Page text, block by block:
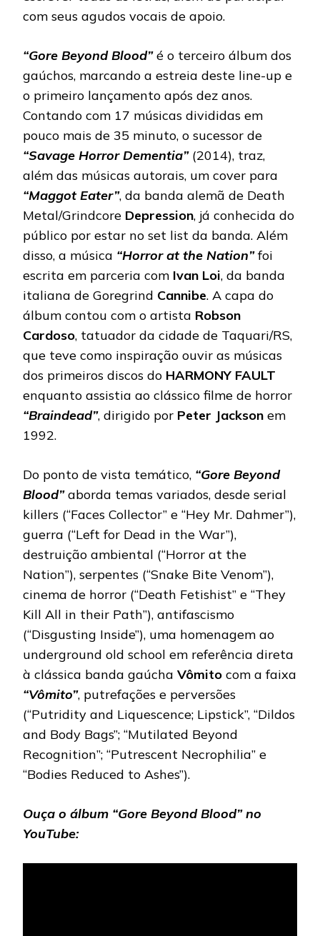
com seus agudos vocais de apoio.
“Gore Beyond Blood”é o terceiro álbum dos
gaúchos, marcando a estreia deste line-up e
o primeiro lançamento após dez anos.
Contando com 17 músicas divididas em
pouco mais de 35 minuto, o sucessor de
“Savage Horror Dementia” (2014), traz,
além das músicas autorais, um cover para
“Maggot Eater”, da banda alemã de Death
Metal/Grindcore Depression, já conhecida do
público por estar no set list da banda. Além
disso, a música “Horror at the Nation”foi
escrita em parceria com Ivan Loi, da banda
italiana de Goregrind Cannibe. A capa do
álbum contou com o artista Robson
Cardoso, tatuador da cidade de Taquari/RS,
que teve como inspiração ouvir as músicas
dos primeiros discos do HARMONY FAULT
enquanto assistia ao clássico filme de horror
“Braindead”, dirigido por Peter Jackson em
1992.
Do ponto de vista temático, “Gore Beyond
Blood”aborda temas variados, desde serial
killers (“Faces Collector” e “Hey Mr. Dahmer”),
guerra (“Left for Dead in the War”),
destruição ambiental (“Horror at the
Nation”), serpentes (“Snake Bite Venom”),
cinema de horror (“Death Fetishist” e “They
Kill All in their Path”), antifascismo
(“Disgusting Inside”), uma homenagem ao
underground old school em referência direta
à clássica banda gaúcha Vômito com a faixa
“Vômito”, putrefações e perversões
(“Putridity and Liquescence; Lipstick”, “Dildos
and Body Bags”; “Mutilated Beyond
Recognition”; “Putrescent Necrophilia” e
“Bodies Reduced to Ashes”).
Ouça o álbum “Gore Beyond Blood” no
YouTube: